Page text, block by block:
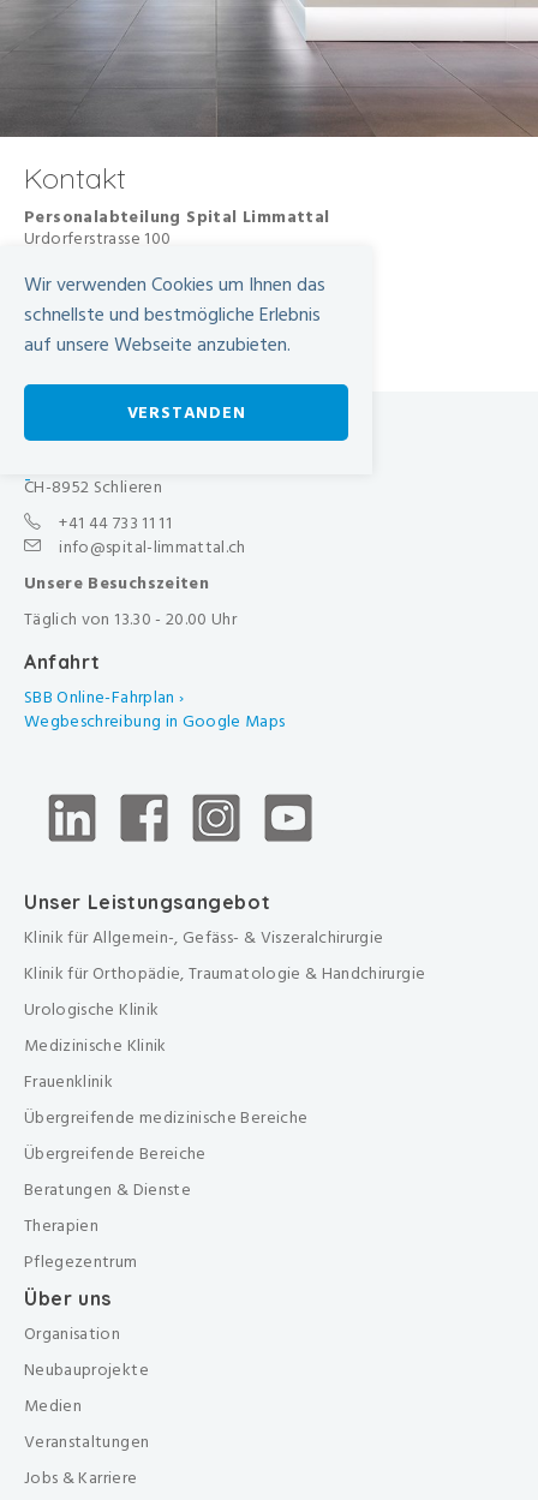
Kontakt
Personalabteilung Spital Limmattal
Urdorferstrasse 100
+41 44 736 84 96
personalabteilung@spital-limmattal.ch
CH-8952 Schlieren
+41 44 733 11 11
info@spital-limmattal.ch
Unsere Besuchszeiten
Täglich von 13.30 - 20.00 Uhr
Anfahrt
SBB Online-Fahrplan ›
Wegbeschreibung in Google Maps
Unser Leistungsangebot
Klinik für Allgemein-, Gefäss- & Viszeralchirurgie
Klinik für Orthopädie, Traumatologie & Handchirurgie
Urologische Klinik
Medizinische Klinik
Frauenklinik
Übergreifende medizinische Bereiche
Übergreifende Bereiche
Beratungen & Dienste
Therapien
Pflegezentrum
Über uns
Organisation
Neubauprojekte
Medien
Veranstaltungen
Jobs & Karriere
Wir verwenden Cookies um Ihnen das
schnellste und bestmögliche Erlebnis
auf unsere Webseite anzubieten.
VERSTANDEN
-